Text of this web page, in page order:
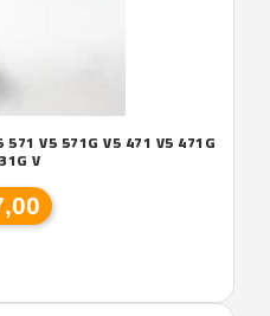
571 V5 571G V5 471 V5 471G
V